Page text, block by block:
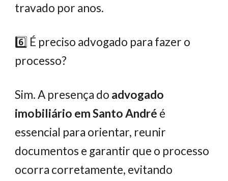
travado por anos.
6️⃣ É preciso advogado para fazer o
processo?
Sim. A presença do advogado
imobiliário em Santo André é
essencial para orientar, reunir
documentos e garantir que o processo
ocorra corretamente, evitando